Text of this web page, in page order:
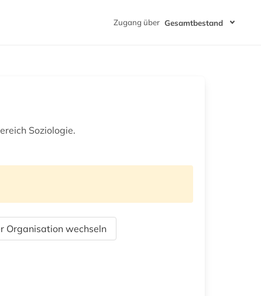
Zugang über Gesamtbestand
Soziologie.
Organisation wechseln